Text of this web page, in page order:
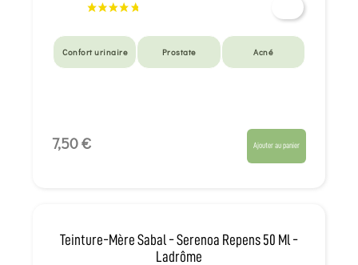
Confort urinaire Prostate Acné
7,50 € Ajouter au panier
Teinture-Mère Sabal - Serenoa Repens 50 Ml -
Ladrôme